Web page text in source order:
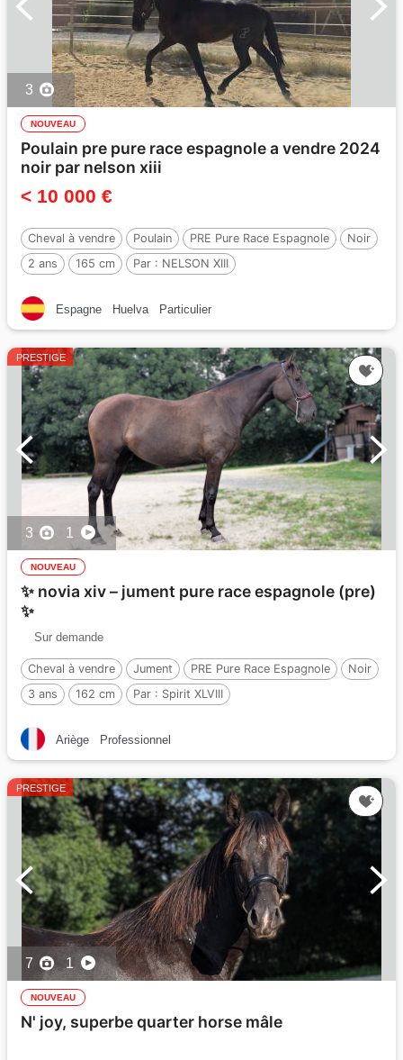
3
NOUVEAU
Poulain pre pure race espagnole a vendre 2024
noir par nelson xiii
< 10 000 €
Cheval à vendre Poulain PRE Pure Race Espagnole
Noir
2 ans
165 cm Par : NELSON XIII
Espagne Huelva Particulier
PRESTIGE
3 1
NOUVEAU
✨ novia xiv – jument pure race espagnole (pre)
✨
Sur demande
Cheval à vendre Jument PRE Pure Race Espagnole
Noir
3 ans
162 cm Par : Spirit XLVIII
Ariège Professionnel
PRESTIGE
7 1
NOUVEAU
N' joy, superbe quarter horse mâle